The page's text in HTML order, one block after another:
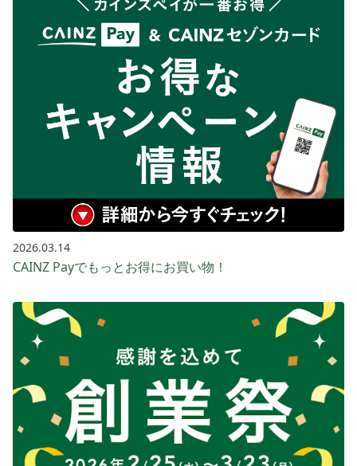
2026.03.14
CAINZ Payでもっとお得に​お買い​物！​